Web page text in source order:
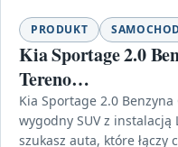
PRODUKT
Kia Sportage 2.0
Tereno…
Kia Sportage 2.0
wygodny SUV z instalacją
szukasz auta, które łączy